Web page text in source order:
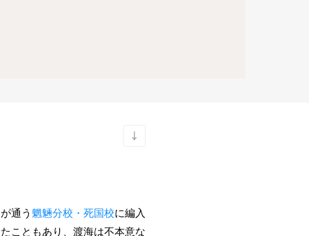
通う 魍魎分校・死国校に編入
こともあり、渡海は不本意な